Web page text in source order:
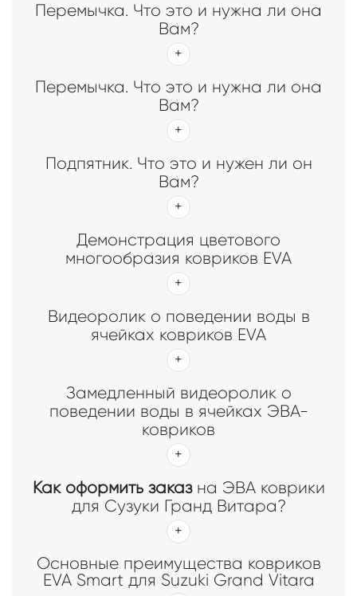
Перемычка. Что это и нужна ли она
Вам?
Перемычка. Что это и нужна ли она
Вам?
Подпятник. Что это и нужен ли он
Вам?
Демонстрация цветового
многообразия ковриков EVA
Видеоролик о поведении воды в
ячейках ковриков EVA
Замедленный видеоролик о
поведении воды в ячейках ЭВА-
ковриков
Как оформить заказна ЭВА коврики
для Сузуки Гранд Витара?
Основные преимущества ковриков
EVA Smart для Suzuki Grand Vitara